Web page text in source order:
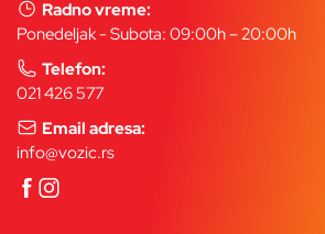
Radno vreme:
Ponedeljak - Subota: 09:00h – 20:00h
Telefon:
021 426 577
Email adresa:
info@vozic.rs